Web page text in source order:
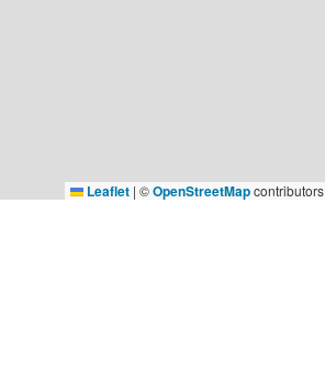
Leaflet | ©OpenStreetMapcontributors